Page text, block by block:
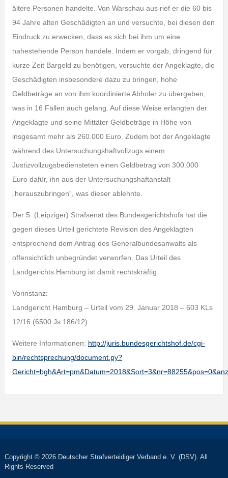
ältere Personen handelte. Von Warschau aus rief er die 60 bis
94 Jahre alten Geschädigten an und versuchte, bei diesen den
Eindruck zu erwecken, dass es sich bei ihm um eine
nahestehende Person handele. Indem er vorgab, dringend für
kurze Zeit Bargeld zu benötigen, versuchte der Angeklagte, die
Geschädigten insbesondere dazu zu bringen, hohe
Geldbeträge an von ihm koordinierte Abholer zu übergeben,
was in 16 Fällen auch gelang. Auf diese Weise erlangten der
Angeklagte und seine Mittäter Geldbeträge in Höhe von
insgesamt mehr als 260.000 Euro. Zudem bot der Angeklagte
während des Untersuchungshaftvollzugs einem
Justizvollzugsbediensteten einen Geldbetrag von 300.000
Euro dafür, ihn aus der Untersuchungshaftanstalt
„herauszubringen“, was dieser ablehnte.
Der 5. (Leipziger) Strafsenat des Bundesgerichtshofs hat die
gegen dieses Urteil gerichtete Revision des Angeklagten
entsprechend dem Antrag des Generalbundesanwalts als
offensichtlich unbegründet verworfen. Das Urteil des
Landgerichts Hamburg ist damit rechtskräftig.
Vorinstanz:
Landgericht Hamburg – Urteil vom 29. Januar 2018 – 603 KLs
12/16 (6500 Js 186/12)
Weitere Informationen: http://juris.bundesgerichtshof.de/cgi-
bin/rechtsprechung/document.py?
Copyright © 2026 Deutscher Strafverteidiger Verband e. V. (DSV). All
Rights Reserved